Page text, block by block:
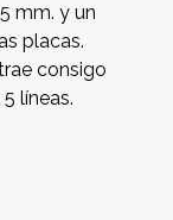
mm. y un
placas.
consigo
líneas.